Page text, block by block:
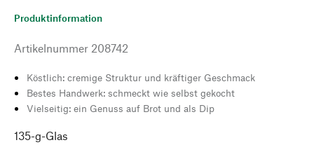
Produktinformation
Artikelnummer 208742
Köstlich: cremige Struktur und kräftiger Geschmack
Bestes Handwerk: schmeckt wie selbst gekocht
Vielseitig: ein Genuss auf Brot und als Dip
135-g-Glas